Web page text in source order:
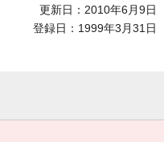
更新日：2010年6月9日
登録日：1999年3月31日